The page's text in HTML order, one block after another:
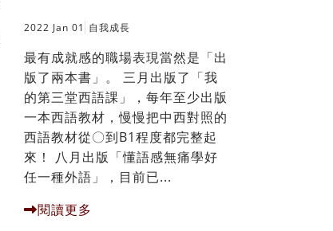
2022 Jan 01 自我成長
最有成就感的職場表現當然是「出
版了兩本書」。 三月出版了「我
的第三堂西語課」，每年至少出版
一本西語教材，慢慢把中西對照的
西語教材從〇到B1程度都完整起
來！ 八月出版「懂語感無痛學好
任一種外語」，目前已...
閱讀更多